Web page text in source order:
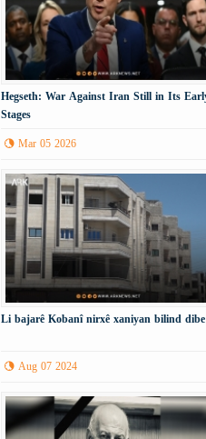
Hegseth: War Against Iran Still in Its
Stages
Mar 05 2026
Li bajarê Kobanî nirxê xaniyan bilind dibe
Aug 07 2024